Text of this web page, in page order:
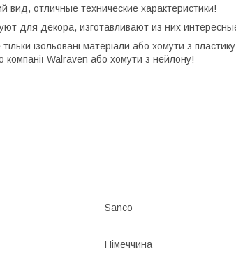
вид, отличные технические характеристики!
для декора, изготавливают из них
ізольовані матеріали або хомути з
Walraven або хомути з нейлону!
Sanco
Німеччина